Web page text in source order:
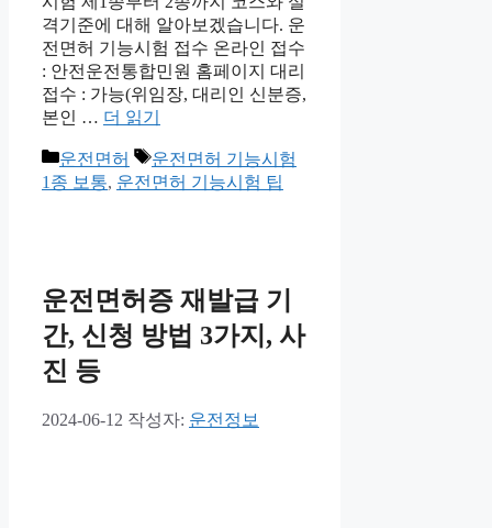
격기준에 대해 알아보겠습니다. 운
전면허 기능시험 접수 온라인 접수
: 안전운전통합민원 홈페이지 대리
접수 : 가능(위임장, 대리인 신분증,
본인 … 더 읽기
카
테
운전면허
태
그
운전면허 기능시험
1종 보통, 운전면허 기능시험 팁
운전면허증 재발급 기
간, 신청 방법 3가지, 사
진 등
2024-06-12 작성자: 운전정보